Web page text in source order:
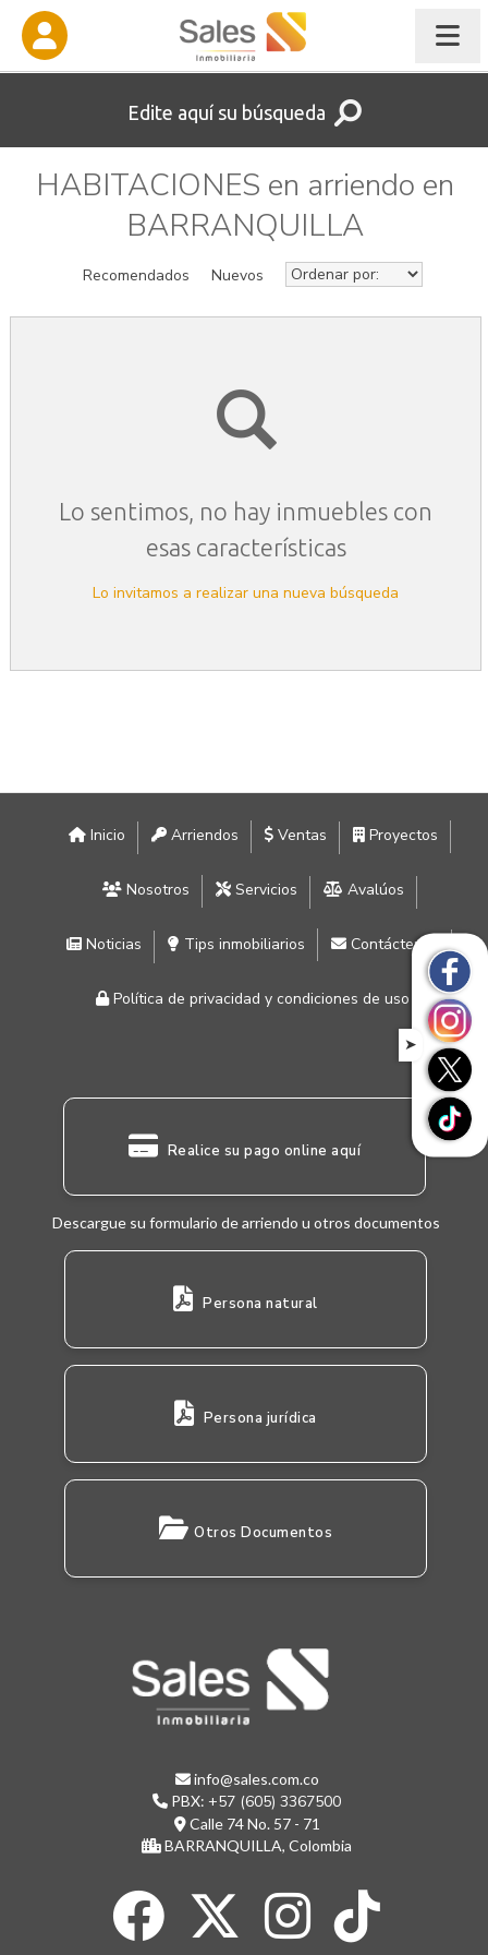
Edite aquí su búsqueda
HABITACIONES en arriendo en
BARRANQUILLA
Recomendados Nuevos
Lo sentimos, no hay inmuebles con
esas características
Lo invitamos a realizar una nueva búsqueda
Inicio Arriendos Ventas Proyectos
Nosotros Servicios Avalúos
Noticias Tips inmobiliarios Contáctenos
Política de privacidad y condiciones de uso
Realice su pago online aquí
Descargue su formulario de arriendo u otros documentos
Persona natural
Persona jurídica
Otros Documentos
info@sales.com.co
PBX: +57 (605) 3367500
Calle 74 No. 57 - 71
BARRANQUILLA, Colombia
➤